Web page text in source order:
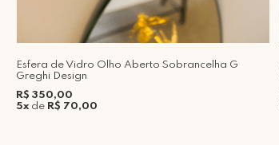
Esfera de Vidro Olho Aberto Sobrancelha G
Greghi Design
R$ 350,00
5xde R$ 70,00